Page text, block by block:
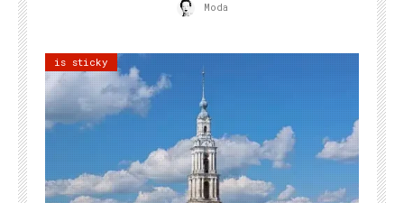
Moda
is sticky